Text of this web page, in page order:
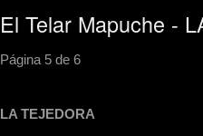
El Telar Mapuche -
Página 5 de 6
LA TEJEDORA